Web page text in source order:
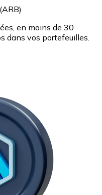
en moins de 30
dans vos portefeuilles.